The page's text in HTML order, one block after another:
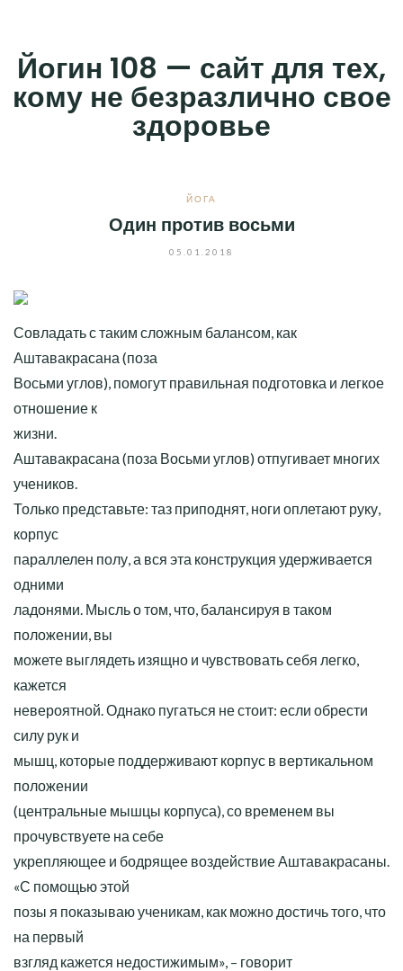
content
Йогин 108 — сайт для тех,
кому не безразлично свое
здоровье
ЙОГА
Один против восьми
05.01.2018
Совладать с таким сложным балансом, как
Аштавакрасана (поза
Восьми углов), помогут правильная подготовка и легкое
отношение к
жизни.
Аштавакрасана (поза Восьми углов) отпугивает многих
учеников.
Только представьте: таз приподнят, ноги оплетают руку,
корпус
параллелен полу, а вся эта конструкция удерживается
одними
ладонями. Мысль о том, что, балансируя в таком
положении, вы
можете выглядеть изящно и чувствовать себя легко,
кажется
невероятной. Однако пугаться не стоит: если обрести
силу рук и
мышц, которые поддерживают корпус в вертикальном
положении
(центральные мышцы корпуса), со временем вы
прочувствуете на себе
укрепляющее и бодрящее воздействие Аштавакрасаны.
«С помощью этой
позы я показываю ученикам, как можно достичь того, что
на первый
взгляд кажется недостижимым», – говорит